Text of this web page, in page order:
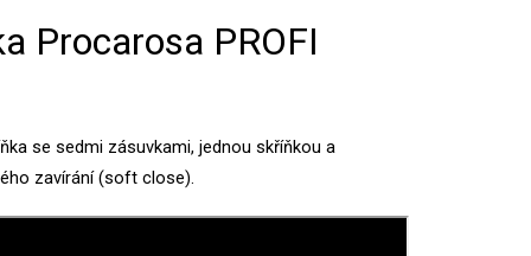
Procarosa PROFI
se sedmi zásuvkami, jednou skříňkou a
zavírání (soft close).